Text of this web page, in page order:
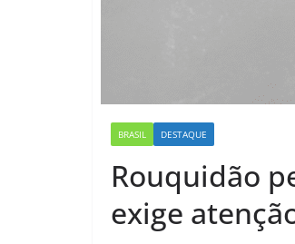
BRASIL DESTAQUE
Rouquidão
exige